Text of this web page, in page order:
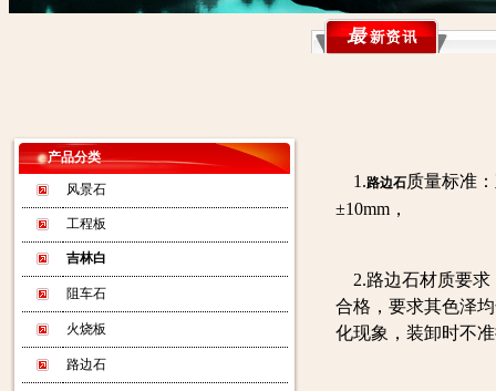
产品分类
风景石
工程板
吉林白
阻车石
火烧板
路边石
1.路边石质量标准
±10mm，
2.路边石材质要求
合格，要求其色泽
化现象，装卸时不